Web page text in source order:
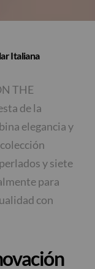
Italiana
THE
de la
elegancia y
y siete
para
con